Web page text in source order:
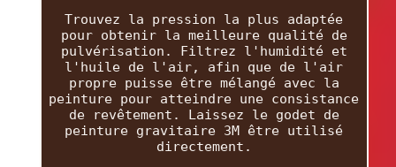
Trouvez la pression la plus adaptée
pour obtenir la meilleure qualité de
pulvérisation. Filtrez l'humidité et
l'huile de l'air, afin que de l'air
propre puisse être mélangé avec la
peinture pour atteindre une consistance
de revêtement. Laissez le godet de
peinture gravitaire 3M être utilisé
directement.